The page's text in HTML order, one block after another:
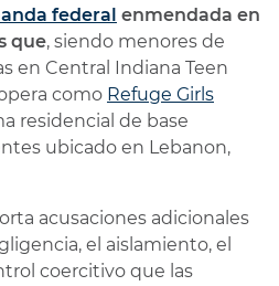
federal enmendada en
que, siendo menores de
en Central Indiana Teen
como Refuge Girls
residencial de base
ubicado en Lebanon,
acusaciones adicionales
el aislamiento, el
coercitivo que las